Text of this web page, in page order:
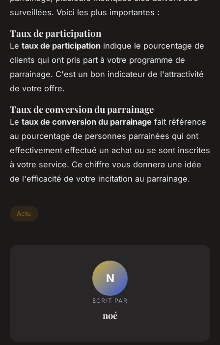
surveillées. Voici les plus importantes :
Taux de participation
Le taux de participation indique le pourcentage de
clients qui ont pris part à votre programme de
parrainage. C'est un bon indicateur de l'attractivité
de votre offre.
Taux de conversion du parrainage
Le taux de conversion du parrainage fait référence
au pourcentage de personnes parrainées qui ont
effectivement effectué un achat ou se sont inscrites
à votre service. Ce chiffre vous donnera une idée
de l'efficacité de votre incitation au parrainage.
Actu
N
ECRIT PAR
noé